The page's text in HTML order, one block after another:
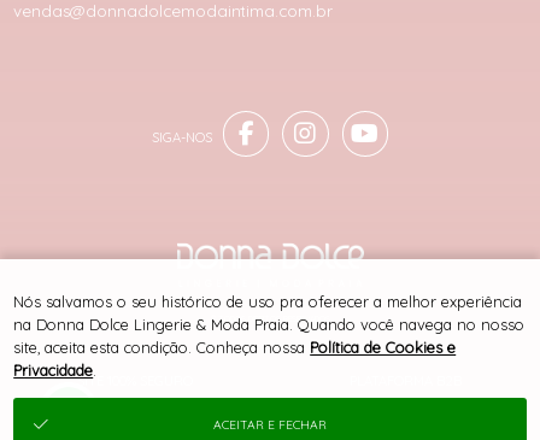
SITE 100% SEGURO
vendas@donnadolcemodaintima.com.br
® TODOS DIREITOS RESERVADOS
Nós salvamos o seu histórico de uso pra oferecer a melhor experiência
na Donna Dolce Lingerie & Moda Praia. Quando você navega no nosso
site, aceita esta condição. Conheça nossa Política de Cookies e
Privacidade
ACEITAR E FECHAR